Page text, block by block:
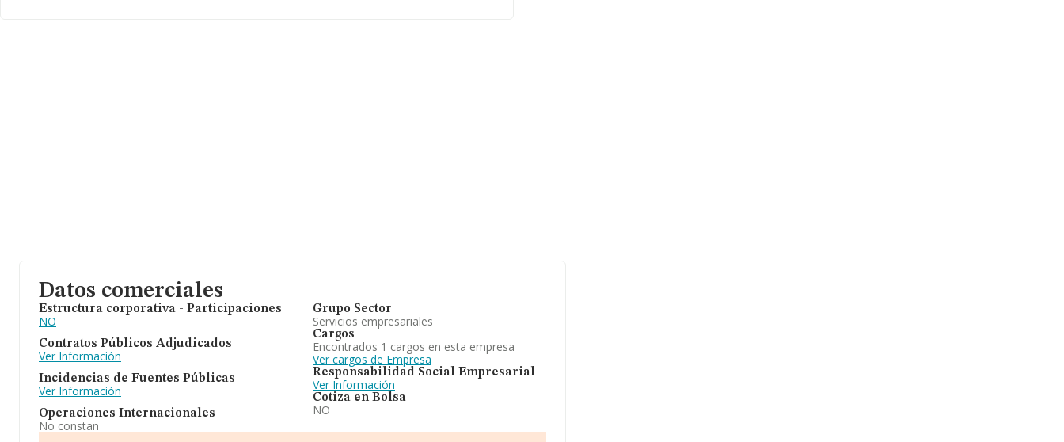
Datos comerciales
Estructura corporativa - Participaciones
NO
Contratos Públicos Adjudicados
Ver Información
Incidencias de Fuentes Públicas
Ver Información
Operaciones Internacionales
No constan
Grupo Sector
Servicios empresariales
Cargos
Encontrados 1 cargos en esta empresa
Ver cargos de Empresa
Responsabilidad Social Empresarial
Ver Información
Cotiza en Bolsa
NO